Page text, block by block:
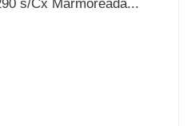
s/Cx Marmoreada...